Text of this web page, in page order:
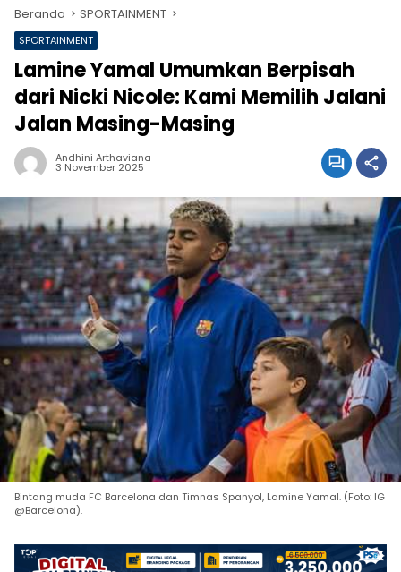
Beranda SPORTAINMENT
SPORTAINMENT
Lamine Yamal Umumkan Berpisah
dari Nicki Nicole: Kami Memilih Jalani
Jalan Masing-Masing
Andhini Arthaviana
3 November 2025
Bintang muda FC Barcelona dan Timnas Spanyol, Lamine Yamal. (Foto: IG
@Barcelona).